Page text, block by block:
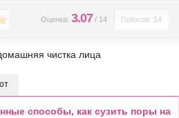
Голосов: 14
Оценка: 3.07 / 14
чистка лица
способы, как сузить поры на